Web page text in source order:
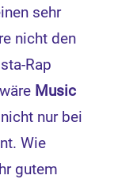
sehr
nicht den
Rap
Music
nur bei
Wie
gutem